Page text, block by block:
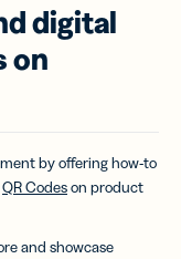
digital
on
by offering how-to
QR Codeson product
and showcase